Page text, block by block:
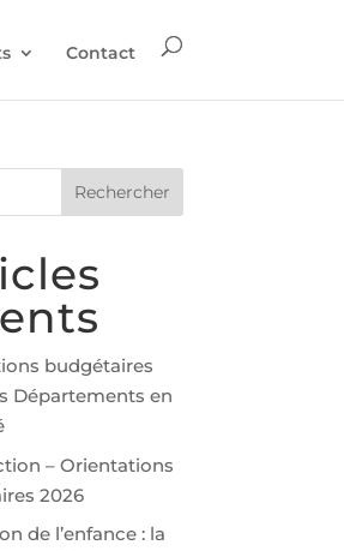
Contact
budgétaires
Départements en
– Orientations
2026
de l’enfance : la